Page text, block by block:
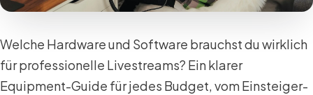
Welche Hardware und Software brauchst du wirklich
für professionelle Livestreams? Ein klarer
Equipment-Guide für jedes Budget, vom Einsteiger-